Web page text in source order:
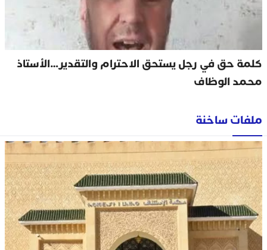
كلمة حق في رجل يستحق الاحترام والتقدير…الأستاذ
محمد الوظاف
ملفات ساخنة